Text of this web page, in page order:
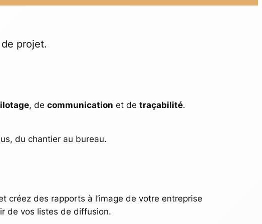
projet.
, de communication et de traçabilité.
du chantier au bureau.
créez des rapports à l’image de votre entreprise
de vos listes de diffusion.